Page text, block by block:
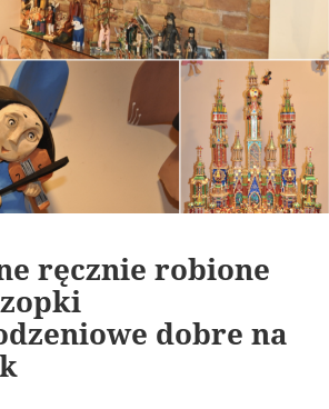
ręcznie robione
dobre na